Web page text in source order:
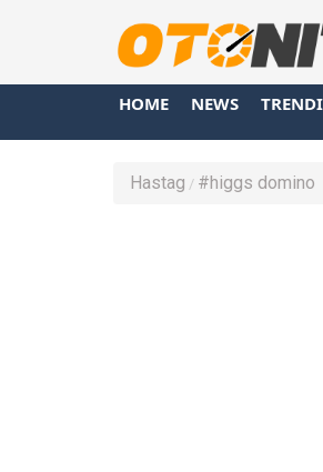
HOME NEWS
Hastag #higgs domino